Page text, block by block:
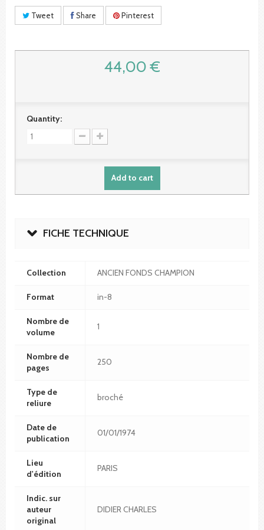
Tweet Share Pinterest
44,00 €
Quantity:
Add to cart
FICHE TECHNIQUE
Collection ANCIEN FONDS CHAMPION
Format in-8
Nombre de
volume
1
Nombre de
pages
250
Type de
reliure
broché
Date de
publication
01/01/1974
Lieu
d'édition
PARIS
Indic. sur
auteur
original
DIDIER CHARLES